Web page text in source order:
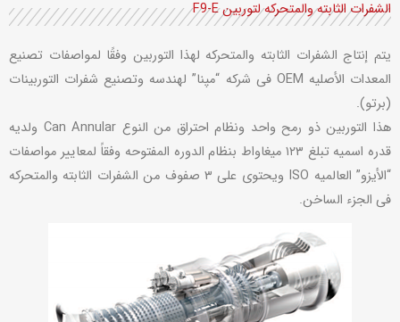
الشفرات الثابته والمتحرکه لتوربین F9-E
یتم إنتاج الشفرات الثابته والمتحرکه لهذا التوربین وفقًا لمواصفات تصنیع
المعدات الأصلیه OEM فی شرکه “مپنا” لهندسه وتصنیع شفرات التوربینات
(برتو).
هذا التوربین ذو رمح واحد ونظام احتراق من النوع Can Annular ولدیه
قدره اسمیه تبلغ ۱۲۳ میغاواط بنظام الدوره المفتوحه وفقاً لمعاییر مواصفات
“الأیزو” العالمیه ISO ویحتوی على ۳ صفوف من الشفرات الثابته والمتحرکه
فی الجزء الساخن.